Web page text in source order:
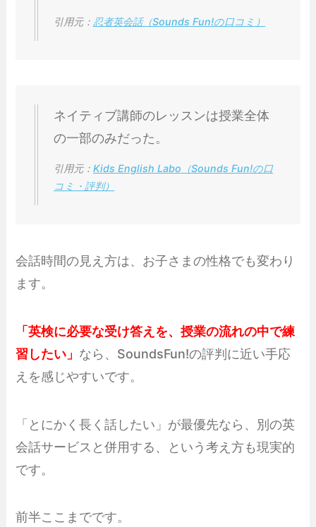
引用元： 忍者英会話（Sounds Fun!の口コミ）
ネイティブ講師のレッスンは授業全体
の一部のみだった。
引用元：Kids English Labo（Sounds Fun!の口
コミ・評判）
会話時間の見え方は、お子さまの性格でも変わり
ます。
「英検に必要な受け答えを、授業の流れの中で練
習したい」 なら、SoundsFun!の評判に近い手応
えを感じやすいです。
「とにかく長く話したい」が最優先なら、別の英
会話サービスと併用する、という考え方も現実的
です。
前半ここまでです。